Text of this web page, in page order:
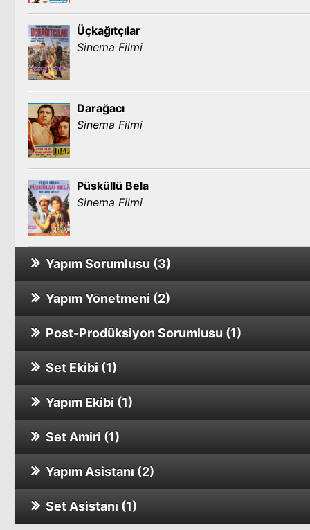
Üçkağıtçılar
Sinema Filmi
Darağacı
Sinema Filmi
Püsküllü Bela
Sinema Filmi
Yapım Sorumlusu (3)
Yaşarken Ölmek
Sinema Filmi
Ya Benimsin Ya Toprağın
Sinema Filmi
Kaderi Zorlama
Sinema Filmi
Yapım Yönetmeni (2)
Acıların Kadını
Sinema Filmi
O Kadınlardan Biri
Sinema Filmi
Post-Prodüksiyon Sorumlusu (1)
Tadına Bakarım
Sinema Filmi
Set Ekibi (1)
Beş Atış Yirmibeş
Yapım Ekibi (1)
Beş Atış Yirmibeş
Set Amiri (1)
Vurma Zalim Vurma
Sinema Filmi
Yapım Asistanı (2)
Sahtekar
Sinema Filmi
Set Asistanı (1)